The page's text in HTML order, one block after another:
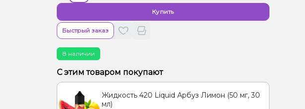
Кактус, Лайм
Купить
Быстрый заказ
В наличии
С этим товаром покупают
Жидкость 420 Liquid Арбуз Лимон (50 мг, 30
мл)